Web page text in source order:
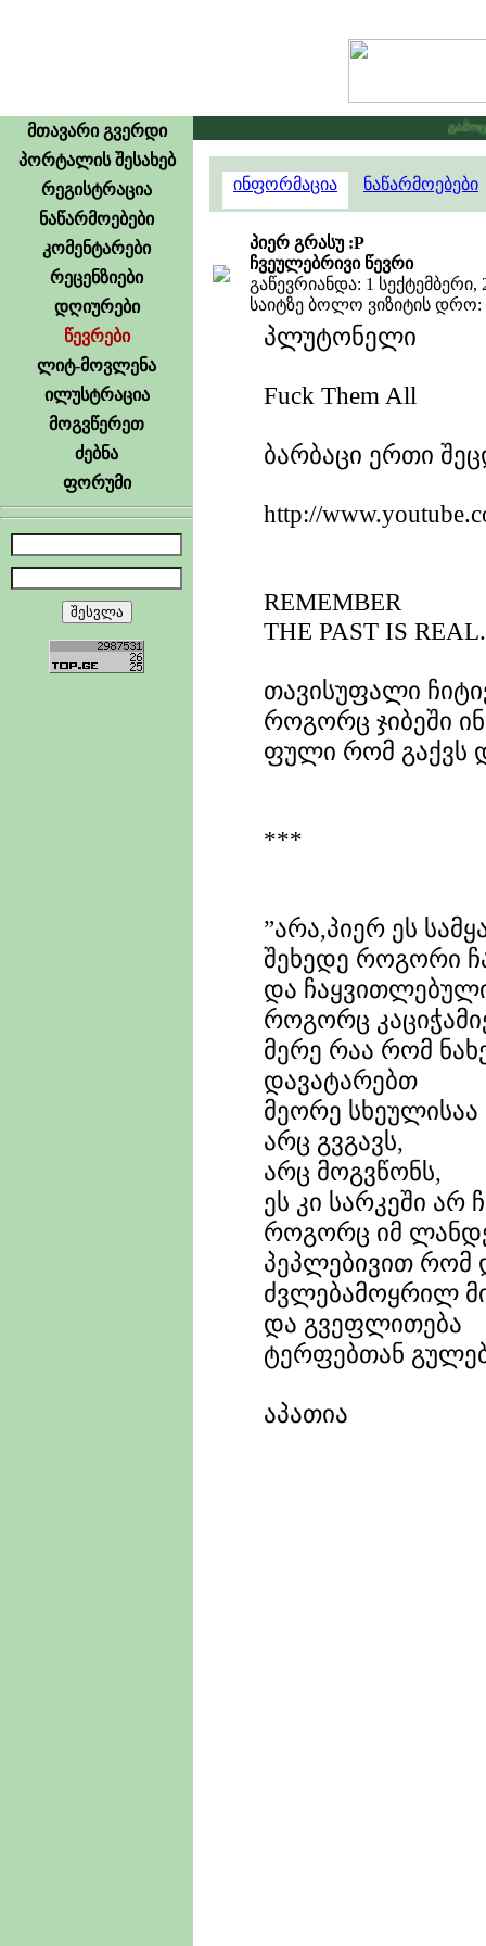
მთავარი გვერდი
პორტალის შესახებ
რეგისტრაცია
ნაწარმოებები
კომენტარები
რეცენზიები
დღიურები
წევრები
ლიტ-მოვლენა
ილუსტრაცია
მოგვწერეთ
ძებნა
ფორუმი
ინფორმაცია ნაწარმოებები
პიერ გრასუ :P
ჩვეულებრივი წევრი
გაწევრიანდა: 1 სექტემბერი,
საიტზე ბოლო ვიზიტის დრო:
პლუტონელი
Fuck Them All
ბარბაცი ერთი
http://
REMEMBER
THE PAST IS
თავისუფალი
როგორც ჯიბეში
ფული რომ გაქვს
***
”არა,პიერ ეს
შეხედე როგორი
და
როგორც
მერე რაა რომ
დავატარებთ
მეორე სხეულისაა
არც გვგავს,
არც მოგვწონს,
ეს კი სარკეში არ
როგორც იმ
პეპლებივით რომ
ძვლებამოყრილ
და გვეფლითება
ტერფებთან
აპათია